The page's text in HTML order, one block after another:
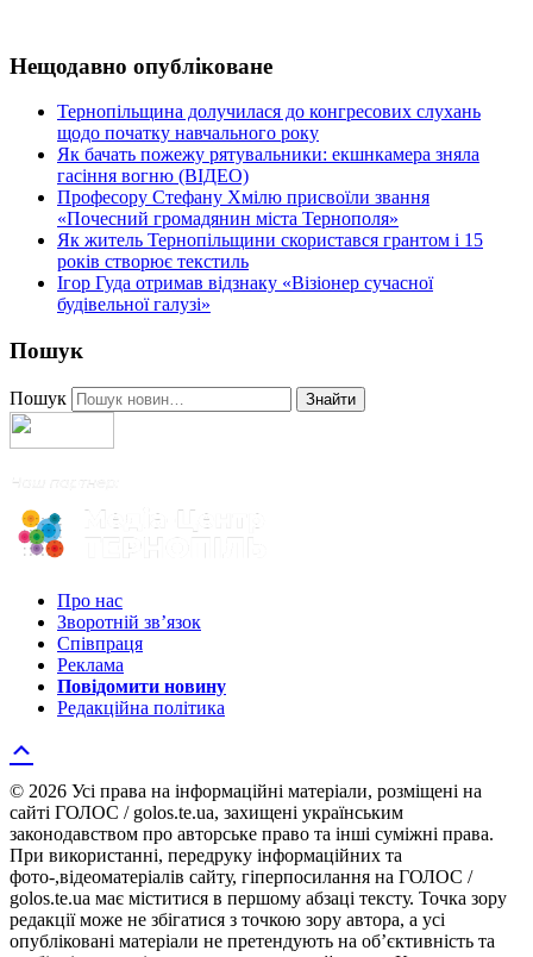
Нещодавно опубліковане
Тернопільщина долучилася до конгресових слухань
щодо початку навчального року
Як бачать пожежу рятувальники: екшнкамера зняла
гасіння вогню (ВІДЕО)
Професору Стефану Хмілю присвоїли звання
«Почесний громадянин міста Тернополя»
Як житель Тернопільщини скористався грантом і 15
років створює текстиль
Ігор Гуда отримав відзнаку «Візіонер сучасної
будівельної галузі»
Пошук
Пошук Знайти
Про нас
Зворотній зв’язок
Співпраця
Реклама
Повідомити новину
Редакційна політика
© 2026 Усі права на інформаційні матеріали, розміщені на
сайті ГОЛОС / golos.te.ua, захищені українським
законодавством про авторське право та інші суміжні права.
При використанні, передруку інформаційних та
фото-,відеоматеріалів сайту, гіперпосилання на ГОЛОС /
golos.te.ua має міститися в першому абзаці тексту. Точка зору
редакції може не збігатися з точкою зору автора, а усі
опубліковані матеріали не претендують на об’єктивність та